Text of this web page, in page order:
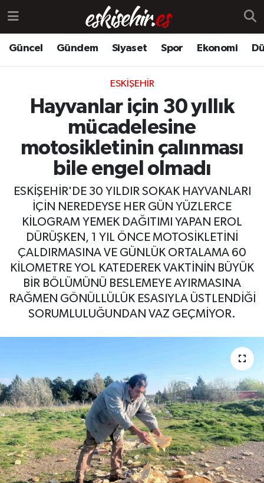
Güncel Gündem Siyaset Spor Ekonomi
ESKIŞEHIR
Hayvanlar için 30 yıllık
mücadelesine
motosikletinin çalınması
bile engel olmadı
ESKİŞEHİR'DE 30 YILDIR SOKAK HAYVANLARI
İÇİN NEREDEYSE HER GÜN YÜZLERCE
KİLOGRAM YEMEK DAĞITIMI YAPAN EROL
DÜRÜŞKEN, 1 YIL ÖNCE MOTOSİKLETİNİ
ÇALDIRMASINA VE GÜNLÜK ORTALAMA 60
KİLOMETRE YOL KATEDEREK VAKTİNİN BÜYÜK
BİR BÖLÜMÜNÜ BESLEMEYE AYIRMASINA
RAĞMEN GÖNÜLLÜLÜK ESASIYLA ÜSTLENDİĞİ
SORUMLULUĞUNDAN VAZ GEÇMİYOR.